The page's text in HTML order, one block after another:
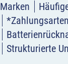
Marken
*Zahlungsarten
Strukturierte